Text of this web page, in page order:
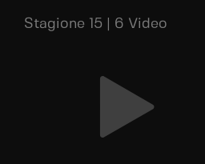
Stagione 15 | 6 Video